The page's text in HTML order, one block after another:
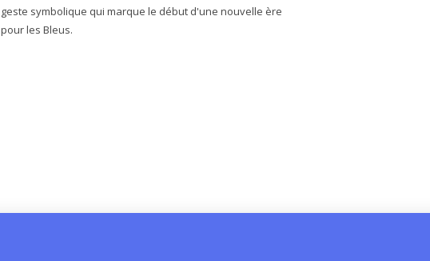
geste symbolique qui marque le début d'une nouvelle ère
pour les Bleus.